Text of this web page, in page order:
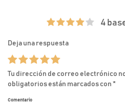
4
Deja una respuesta
Tu dirección de correo electrónico
obligatorios están marcados con *
Comentario